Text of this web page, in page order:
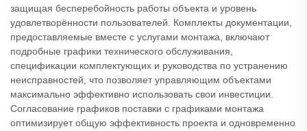
защищая бесперебойность работы объекта и уровень
удовлетворённости пользователей. Комплекты документации,
предоставляемые вместе с услугами монтажа, включают
подробные графики технического обслуживания,
спецификации комплектующих и руководства по устранению
неисправностей, что позволяет управляющим объектами
максимально эффективно использовать свои инвестиции.
Согласование графиков поставки с графиками монтажа
оптимизирует общую эффективность проекта и одновременно